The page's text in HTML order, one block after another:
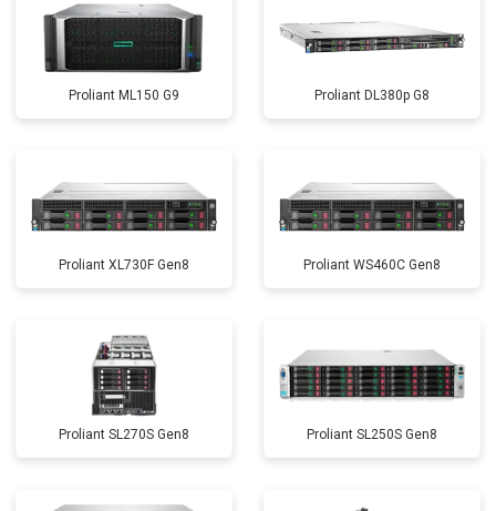
Proliant ML150 G9 Proliant DL380p G8
Proliant XL730F Gen8 Proliant WS460C Gen8
Proliant SL270S Gen8 Proliant SL250S Gen8